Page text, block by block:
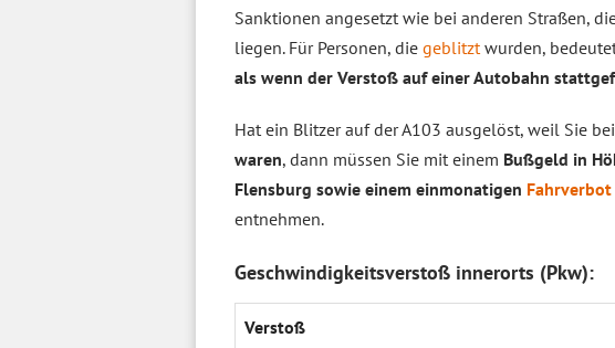
Sanktionen angesetzt wie bei anderen Straßen,
liegen. Für Personen, die geblitztwurden,
als wenn der Verstoß auf einer Autobahn
Hat ein Blitzer auf der A103 ausgelöst, weil Sie
waren, dann müssen Sie mit einem Bußgeld in
Flensburg sowie einem einmonatigen Fahrverbot
entnehmen.
Geschwindigkeitsverstoß innerorts (Pkw):
Verstoß